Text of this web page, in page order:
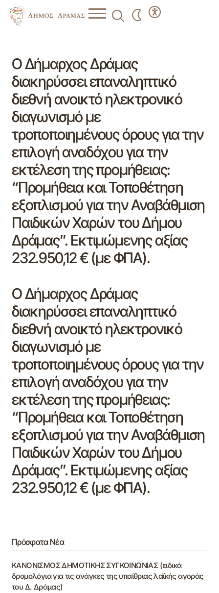
Ο Δήμαρχος Δράμας
διακηρύσσει επαναληπτικό
διεθνή ανοικτό ηλεκτρονικό
διαγωνισμό με
τροποποιημένους όρους για την
επιλογή αναδόχου για την
εκτέλεση της προμήθειας:
“Προμήθεια και Τοποθέτηση
εξοπλισμού για την Αναβάθμιση
Παιδικών Χαρών του Δήμου
Δράμας”. Εκτιμώμενης αξίας
232.950,12 € (με ΦΠΑ).
Ο Δήμαρχος Δράμας
διακηρύσσει επαναληπτικό
διεθνή ανοικτό ηλεκτρονικό
διαγωνισμό με
τροποποιημένους όρους για την
επιλογή αναδόχου για την
εκτέλεση της προμήθειας:
“Προμήθεια και Τοποθέτηση
εξοπλισμού για την Αναβάθμιση
Παιδικών Χαρών του Δήμου
Δράμας”. Εκτιμώμενης αξίας
232.950,12 € (με ΦΠΑ).
Πρόσφατα Νέα
ΚΑΝΟΝΙΣΜΟΣ ΔΗΜΟΤΙΚΗΣ ΣΥΓΚΟΙΝΩΝΙΑΣ (ειδικά
δρομολόγια για τις ανάγκες της υπαίθριας λαϊκής αγοράς
του Δ. Δράμας)